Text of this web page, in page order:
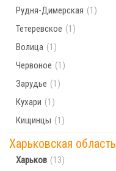
Рудня-Димерская (1)
Тетеревское (1)
Волица (1)
Червоное (1)
Зарудье (1)
Кухари (1)
Кищинцы (1)
Харьковская область
Харьков (13)